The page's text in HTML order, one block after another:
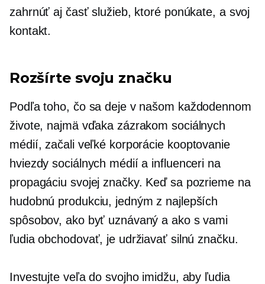
zahrnúť aj časť služieb, ktoré ponúkate, a svoj
kontakt.
Rozšírte svoju značku
Podľa toho, čo sa deje v našom každodennom
živote, najmä vďaka zázrakom sociálnych
médií, začali veľké korporácie kooptovanie
hviezdy sociálnych médií a influenceri na
propagáciu svojej značky. Keď sa pozrieme na
hudobnú produkciu, jedným z najlepších
spôsobov, ako byť uznávaný a ako s vami
ľudia obchodovať, je udržiavať silnú značku.
Investujte veľa do svojho imidžu, aby ľudia